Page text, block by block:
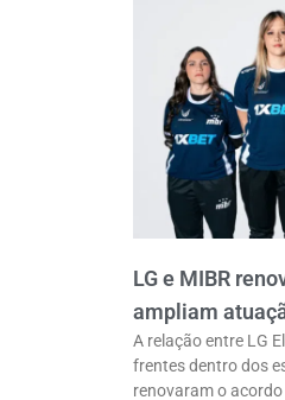
LG e MIBR
ampliam
A relação entre LG
frentes dentro dos
renovaram o